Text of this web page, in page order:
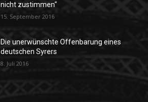
nicht zustimmen“
15. September 2016
Die unerwünschte Offenbarung eines
deutschen Syrers
8. Juli 2016